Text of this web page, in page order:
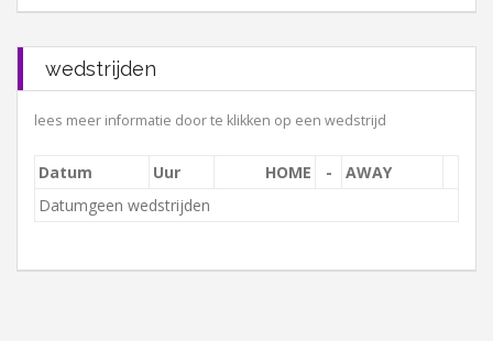
wedstrijden
lees meer informatie door te klikken op een wedstrijd
Datum Uur HOME -
AWAY
geen wedstrijden